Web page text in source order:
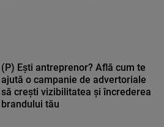
(P) Ești antreprenor? Află cum te
ajută o campanie de advertoriale
să crești vizibilitatea și încrederea
brandului tău